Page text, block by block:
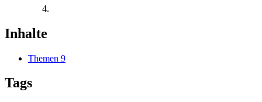
Inhalte
Themen 9
Tags